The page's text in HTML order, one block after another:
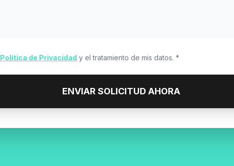
Política de Privacidad y el tratamiento de mis datos. *
ENVIAR SOLICITUD AHORA